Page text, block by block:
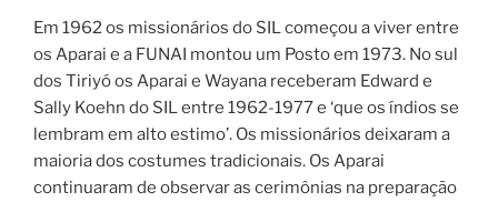
Em 1962 os missionários do SIL começou a viver entre
os Aparai e a FUNAI montou um Posto em 1973. No sul
dos Tiriyó os Aparai e Wayana receberam Edward e
Sally Koehn do SIL entre 1962-1977 e ‘que os índios se
lembram em alto estimo’. Os missionários deixaram a
maioria dos costumes tradicionais. Os Aparai
continuaram de observar as cerimônias na preparação